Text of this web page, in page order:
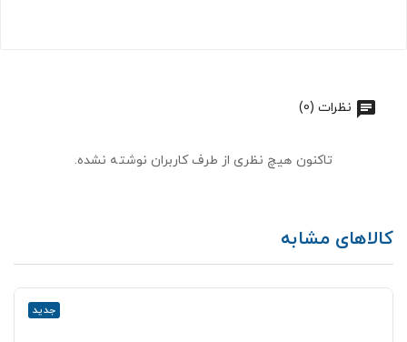
نظرات (0)
تاکنون هیچ نظری از طرف کاربران نوشته نشده.
کالاهای مشابه
جدید